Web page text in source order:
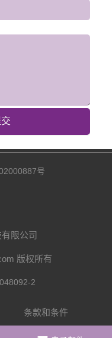
号
限公司
版权所有
2
条款和条件